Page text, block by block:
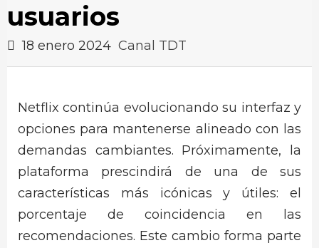
usuarios
18 enero 2024 Canal TDT
Netflix continúa evolucionando su interfaz y
opciones para mantenerse alineado con las
demandas cambiantes. Próximamente, la
plataforma prescindirá de una de sus
características más icónicas y útiles: el
porcentaje de coincidencia en las
recomendaciones. Este cambio forma parte